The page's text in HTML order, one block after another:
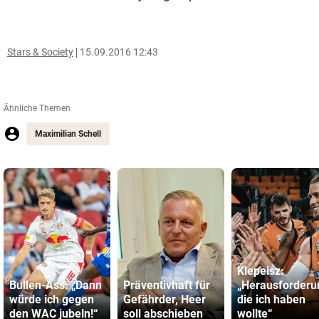
Stars & Society 15.09.2016 12:43
Ähnliche Themen
Maximilian Schell
Bullen-Ass: „Dann
würde ich gegen
den WAC jubeln!“
Präventivhaft für
Gefährder, Heer
soll abschieben
Klepeisz:
die ich haben
wollte“